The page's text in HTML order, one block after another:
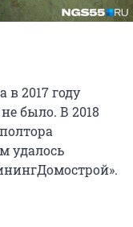
2017 году
было. В 2018
удалось